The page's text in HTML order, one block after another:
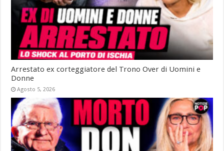
Arrestato ex corteggiatore del Trono Over di Uomini e
Donne
Agosto 5, 2026